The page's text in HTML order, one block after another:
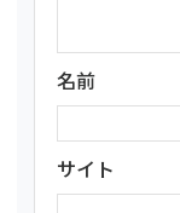
名前
サイト